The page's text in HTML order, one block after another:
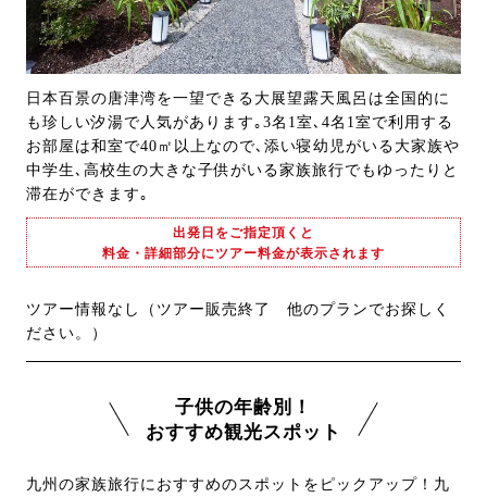
日本百景の唐津湾を一望できる大展望露天風呂は全国的に
も珍しい汐湯で人気があります｡3名1室､4名1室で利用する
お部屋は和室で40㎡以上なので､添い寝幼児がいる大家族や
中学生､高校生の大きな子供がいる家族旅行でもゆったりと
滞在ができます｡
出発日をご指定頂くと
料金・詳細部分にツアー料金が表示されます
ツアー情報なし（ツアー販売終了 他のプランでお探しく
ださい。）
子供の年齢別！
おすすめ観光スポット
九州の家族旅行におすすめのスポットをピックアップ！九